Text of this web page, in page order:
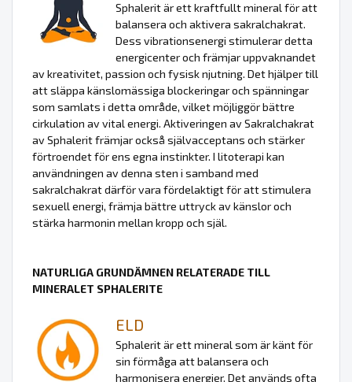
Sphalerit är ett kraftfullt mineral för att
balansera och aktivera sakralchakrat.
Dess vibrationsenergi stimulerar detta
energicenter och främjar uppvaknandet
av kreativitet, passion och fysisk njutning. Det hjälper till
att släppa känslomässiga blockeringar och spänningar
som samlats i detta område, vilket möjliggör bättre
cirkulation av vital energi. Aktiveringen av Sakralchakrat
av Sphalerit främjar också självacceptans och stärker
förtroendet för ens egna instinkter. I litoterapi kan
användningen av denna sten i samband med
sakralchakrat därför vara fördelaktigt för att stimulera
sexuell energi, främja bättre uttryck av känslor och
stärka harmonin mellan kropp och själ.
NATURLIGA GRUNDÄMNEN RELATERADE TILL
MINERALET SPHALERITE
ELD
Sphalerit är ett mineral som är känt för
sin förmåga att balansera och
harmonisera energier. Det används ofta